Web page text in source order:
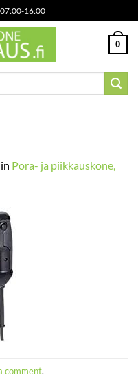
16:00
0
in Pora- ja piikkauskone,
comment.